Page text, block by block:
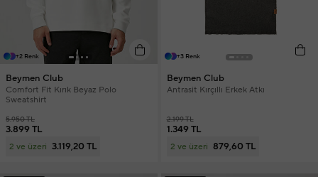
+2 Renk
Beymen Club
Comfort Fit Kırık Beyaz Polo
Sweatshirt
5.950 TL
3.899 TL
2 ve üzeri 3.119,20 TL
+3 Renk
Beymen Club
Antrasit Kırçıllı Erkek Atkı
2.199 TL
1.349 TL
2 ve üzeri 879,60 TL